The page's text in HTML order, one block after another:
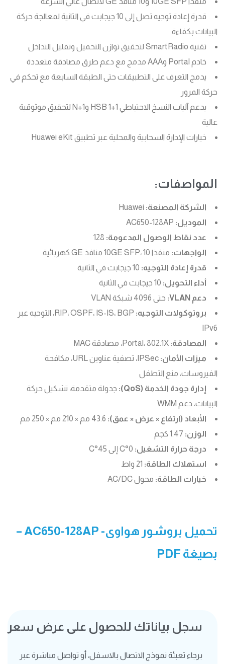
قدرة إعادة توجيه تصل إلى 10 جيجابت في الثانية لمعالجة حركة
البيانات بكفاءة
تقنية SmartRadio لتحقيق توازن التحميل وتقليل التداخل
خادم Portal وAAA مدمج مع دعم طرق مصادقة متعددة
يدمج التعرف على التطبيقات حتى الطبقة السابعة مع تحكم في
حركة المرور
يدعم آليات النسخ الاحتياطي 1+1 HSB وN+1 لتحقيق موثوقية
عالية
خيارات الإدارة السحابية والمحلية عبر تطبيق Huawei eKit
المواصفات:
الشركة المصنعة:
الموديل:
عدد نقاط الوصول المدعومة:
الواجهات: منفذا 10GE SFP، 10 منافذ GE كهربائية
قدرة إعادة التوجيه:
أداء التحويل:
دعم VLAN:
حتى 4096 شبكة VLAN
بروتوكولات التوجيه:
RIP، OSPF، IS-IS، BGP، التوجيه عبر
IPv6
المصادقة:
ميزات الأمان:
IPSec، تصفية عناوين URL، مكافحة
الفيروسات، منع التطفل
إدارة جودة الخدمة (QoS):
جدولة متقدمة، تشكيل حركة
البيانات، دعم WMM
الأبعاد (ارتفاع × عرض × عمق):
الوزن:
درجة حرارة التشغيل:
استهلاك الطاقة:
خيارات الطاقة: محول AC/DC
تحميل بروشور هواوى- AC650-128AP
–
بصيغة PDF
سجل بياناتك للحصول على عرض سعر
برجاء تعبئة نموذج الاتصال بالاسفل، أو تواصل مباشرة عبر